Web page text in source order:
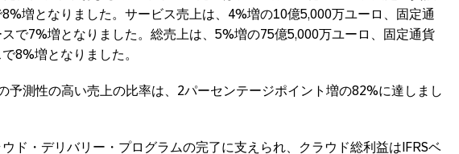
増となりました。サービス売上は、4%増の10億5,000万ユーロ、固定通
で7%増となりました。総売上は、5%増の75億5,000万ユーロ、固定通貨
8%増となりました。
予測性の高い売上の比率は、2パーセンテージポイント増の82%に達しまし
ド・デリバリー・プログラムの完了に支えられ、クラウド総利益はIFRSベ